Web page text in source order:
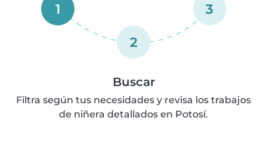
1
2
3
Buscar
Filtra según tus necesidades y revisa los trabajos
de niñera detallados en Potosí.